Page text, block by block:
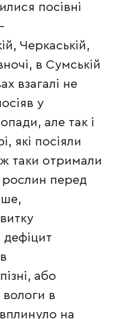
посівні
Черкаській,
в Сумській
взагалі не
у
але так і
які посіяли
ж таки отримали
перед
дефіцит
або
вологи в
на